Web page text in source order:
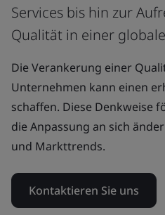
Services bis hin zur
Qualität in einer
Die Verankerung einer
Unternehmen kann einen
schaffen. Diese Denkweise
die Anpassung an sich
und Markttrends.
Kontaktieren Sie uns